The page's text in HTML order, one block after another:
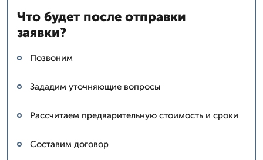
Что будет после отправки
заявки?
Позвоним
Зададим уточняющие вопросы
Рассчитаем предварительную стоимость и сроки
Составим договор